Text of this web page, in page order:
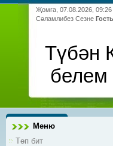
Җомга, 07.08.2026, 09:26
Сәламлибез Сезне Гость
Түбән
белем
Меню
Төп бит